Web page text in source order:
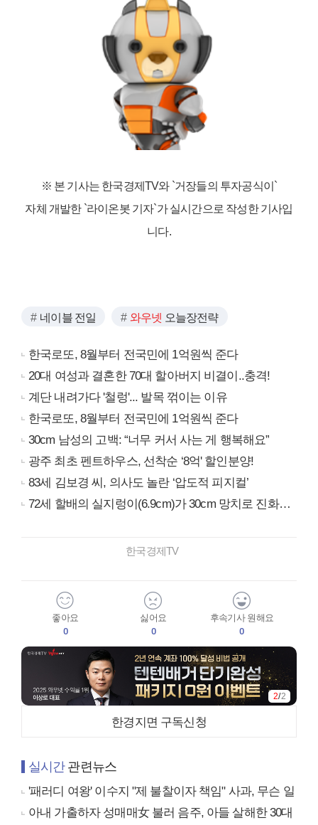
※ 본 기사는 한국경제TV와 `거장들의 투자공식이`
자체 개발한 `라이온봇 기자`가 실시간으로 작성한 기사입
니다.
네이블 전일 와우넷 오늘장전략
한국로또, 8월부터 전국민에 1억원씩 준다
20대 여성과 결혼한 70대 할아버지 비결이..충격!
계단 내려가다 '철렁'... 발목 꺾이는 이유
한국로또, 8월부터 전국민에 1억원씩 준다
30cm 남성의 고백: “너무 커서 사는 게 행복해요”
광주 최초 펜트하우스, 선착순 ‘8억' 할인분양!
83세 김보경 씨, 의사도 놀란 ‘압도적 피지컬’
72세 할배의 실지렁이(6.9cm)가 30cm 망치로 진화…
한국경제TV
좋아요
0
싫어요
0
후속기사 원해요
0
2/2
한경지면 구독신청
실시간관련뉴스
'패러디 여왕' 이수지 "제 불찰이자 책임" 사과, 무슨 일
아내 가출하자 성매매女 불러 음주, 아들 살해한 30대